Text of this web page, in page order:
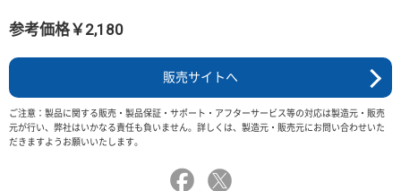
参考価格￥2,180
販売サイトへ
ご注意：製品に関する販売・製品保証・サポート・アフターサービス等の対応は製造元・販売
元が行い、弊社はいかなる責任も負いません。詳しくは、製造元・販売元にお問い合わせいた
だきますようお願いいたします。